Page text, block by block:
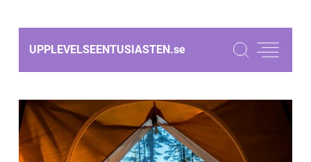
UPPLEVELSEENTUSIASTEN.se